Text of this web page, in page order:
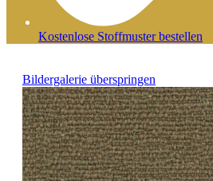
Kostenlose Stoffmuster bestellen
Bildergalerie überspringen